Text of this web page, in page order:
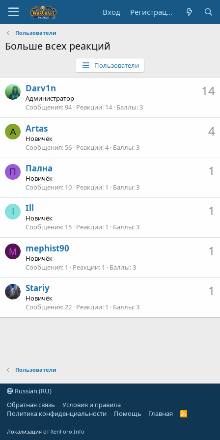
Вход Регистрация
Пользователи
Больше всех реакций
Пользователи
14
Darv1n
Администратор
Сообщения 94 Реакции 14 Баллы 3
A 4
Artas
Новичёк
Сообщения 56 Реакции 4 Баллы 3
П 1
Пална
Новичёк
Сообщения 10 Реакции 1 Баллы 3
I 1
Ill
Новичёк
Сообщения 15 Реакции 1 Баллы 3
M 1
mephist90
Новичёк
Сообщения 1 Реакции 1 Баллы 3
1
Stariy
Новичёк
Сообщения 22 Реакции 1 Баллы 3
Пользователи
Russian (RU)
Обратная связь
Условия и правила
Политика конфиденциальности
Помощь Главная
R
Локализация от XenForo.Info